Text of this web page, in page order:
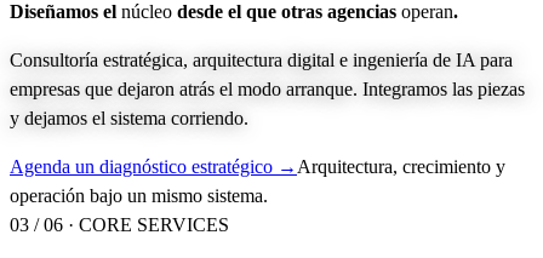
Diseñamos el núcleo desde el que otras agencias operan.
Consultoría estratégica, arquitectura digital e ingeniería de IA para
empresas que dejaron atrás el modo arranque. Integramos las piezas
y dejamos el sistema corriendo.
Agenda un diagnóstico estratégico → Arquitectura, crecimiento y
operación bajo un mismo sistema.
03 / 06 · CORE SERVICES